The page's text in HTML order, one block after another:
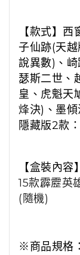
【款式】
子仙跡(天
說異數)、
瑟斯二世、
皇、虎魁天
烽決)、墨傾
隱藏版2款
【盒裝內容】
15款霹靂英
(隨機)
※商品規格